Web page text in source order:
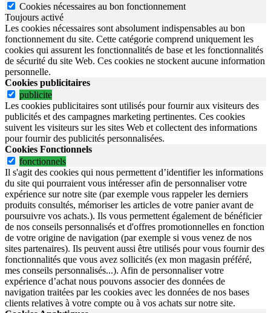
Cookies nécessaires au bon fonctionnement
Toujours activé
Les cookies nécessaires sont absolument indispensables au bon
fonctionnement du site. Cette catégorie comprend uniquement les
cookies qui assurent les fonctionnalités de base et les fonctionnalités
de sécurité du site Web. Ces cookies ne stockent aucune information
personnelle.
Cookies publicitaires
publicite
Les cookies publicitaires sont utilisés pour fournir aux visiteurs des
publicités et des campagnes marketing pertinentes. Ces cookies
suivent les visiteurs sur les sites Web et collectent des informations
pour fournir des publicités personnalisées.
Cookies Fonctionnels
fonctionnels
Il s'agit des cookies qui nous permettent d’identifier les informations
du site qui pourraient vous intéresser afin de personnaliser votre
expérience sur notre site (par exemple vous rappeler les derniers
produits consultés, mémoriser les articles de votre panier avant de
poursuivre vos achats.). Ils vous permettent également de bénéficier
de nos conseils personnalisés et d'offres promotionnelles en fonction
de votre origine de navigation (par exemple si vous venez de nos
sites partenaires). Ils peuvent aussi être utilisés pour vous fournir des
fonctionnalités que vous avez sollicités (ex mon magasin préféré,
mes conseils personnalisés...). Afin de personnaliser votre
expérience d’achat nous pouvons associer des données de
navigation traitées par les cookies avec les données de nos bases
clients relatives à votre compte ou à vos achats sur notre site.